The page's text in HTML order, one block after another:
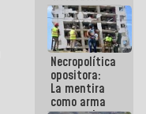
para
optimizar
manejo de
escombros
en La Guaira
Necropolítica
opositora:
La mentira
como arma